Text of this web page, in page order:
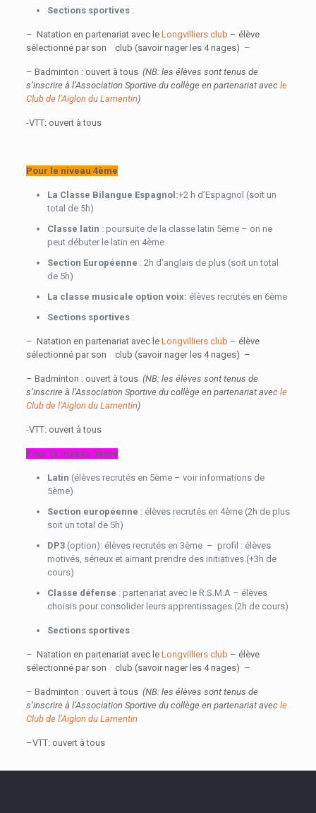
Sections sportives:
– Natation en partenariat avec le Longvilliers club – élève
sélectionné par son club (savoir nager les 4 nages) –
– Badminton : ouvert à tous (NB: les élèves sont tenus de
s’inscrire à l’Association Sportive du collège en partenariat avec le
Club de l’Aiglon du Lamentin)
-VTT: ouvert à tous
Pour le niveau 4ème
La Classe Bilangue Espagnol:+2 h d’Espagnol (soit un
total de 5h)
Classe latin : poursuite de la classe latin 5ème – on ne
peut débuter le latin en 4ème.
Section Européenne : 2h d’anglais de plus (soit un total
de 5h)
La classe musicale option voix: élèves recrutés en 6ème
Sections sportives:
– Natation en partenariat avec le Longvilliers club – élève
sélectionné par son club (savoir nager les 4 nages) –
– Badminton : ouvert à tous (NB: les élèves sont tenus de
s’inscrire à l’Association Sportive du collège en partenariat avec le
Club de l’Aiglon du Lamentin)
-VTT: ouvert à tous
Pour le niveau 3ème
Latin (élèves recrutés en 5ème – voir informations de
5ème)
Section européenne : élèves recrutés en 4ème (2h de plus
soit un total de 5h)
DP3(option): élèves recrutés en 3ème – profil : élèves
motivés, sérieux et aimant prendre des initiatives.(+3h de
cours)
Classe défense : partenariat avec le R.S.M.A – élèves
choisis pour consolider leurs apprentissages.(2h de cours)
Sections sportives:
– Natation en partenariat avec le Longvilliers club – élève
sélectionné par son club (savoir nager les 4 nages) –
– Badminton : ouvert à tous (NB: les élèves sont tenus de
s’inscrire à l’Association Sportive du collège en partenariat avec le
Club de l’Aiglon du Lamentin
–VTT: ouvert à tous